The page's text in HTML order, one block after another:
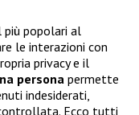
popolari al
le interazioni con
privacy e il
persona permette
indesiderati,
controllata. Ecco tutti